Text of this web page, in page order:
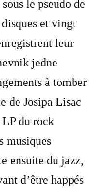
le pseudo de
et vingt
leur
jedne
à tomber
de Josipa Lisac
du rock
musiques
ensuite du jazz,
d’être happés